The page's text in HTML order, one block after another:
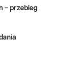
– przebieg